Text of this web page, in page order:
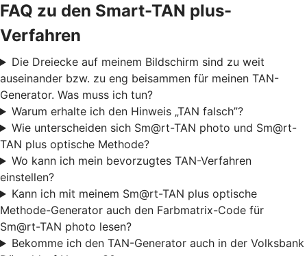
FAQ zu den Smart-TAN plus-
Verfahren
Die Dreiecke auf meinem Bildschirm sind zu weit
auseinander bzw. zu eng beisammen für meinen TAN-
Generator. Was muss ich tun?
Warum erhalte ich den Hinweis „TAN falsch”?
Wie unterscheiden sich Sm@rt-TAN photo und Sm@rt-
TAN plus optische Methode?
Wo kann ich mein bevorzugtes TAN-Verfahren
einstellen?
Kann ich mit meinem Sm@rt-TAN plus optische
Methode-Generator auch den Farbmatrix-Code für
Sm@rt-TAN photo lesen?
Bekomme ich den TAN-Generator auch in der Volksbank